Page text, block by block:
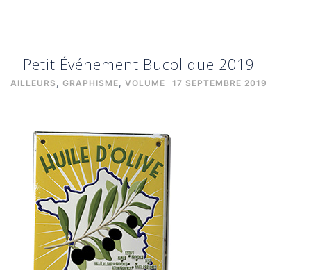
Petit Événement Bucolique 2019
AILLEURS , GRAPHISME, VOLUME 17 SEPTEMBRE 2019